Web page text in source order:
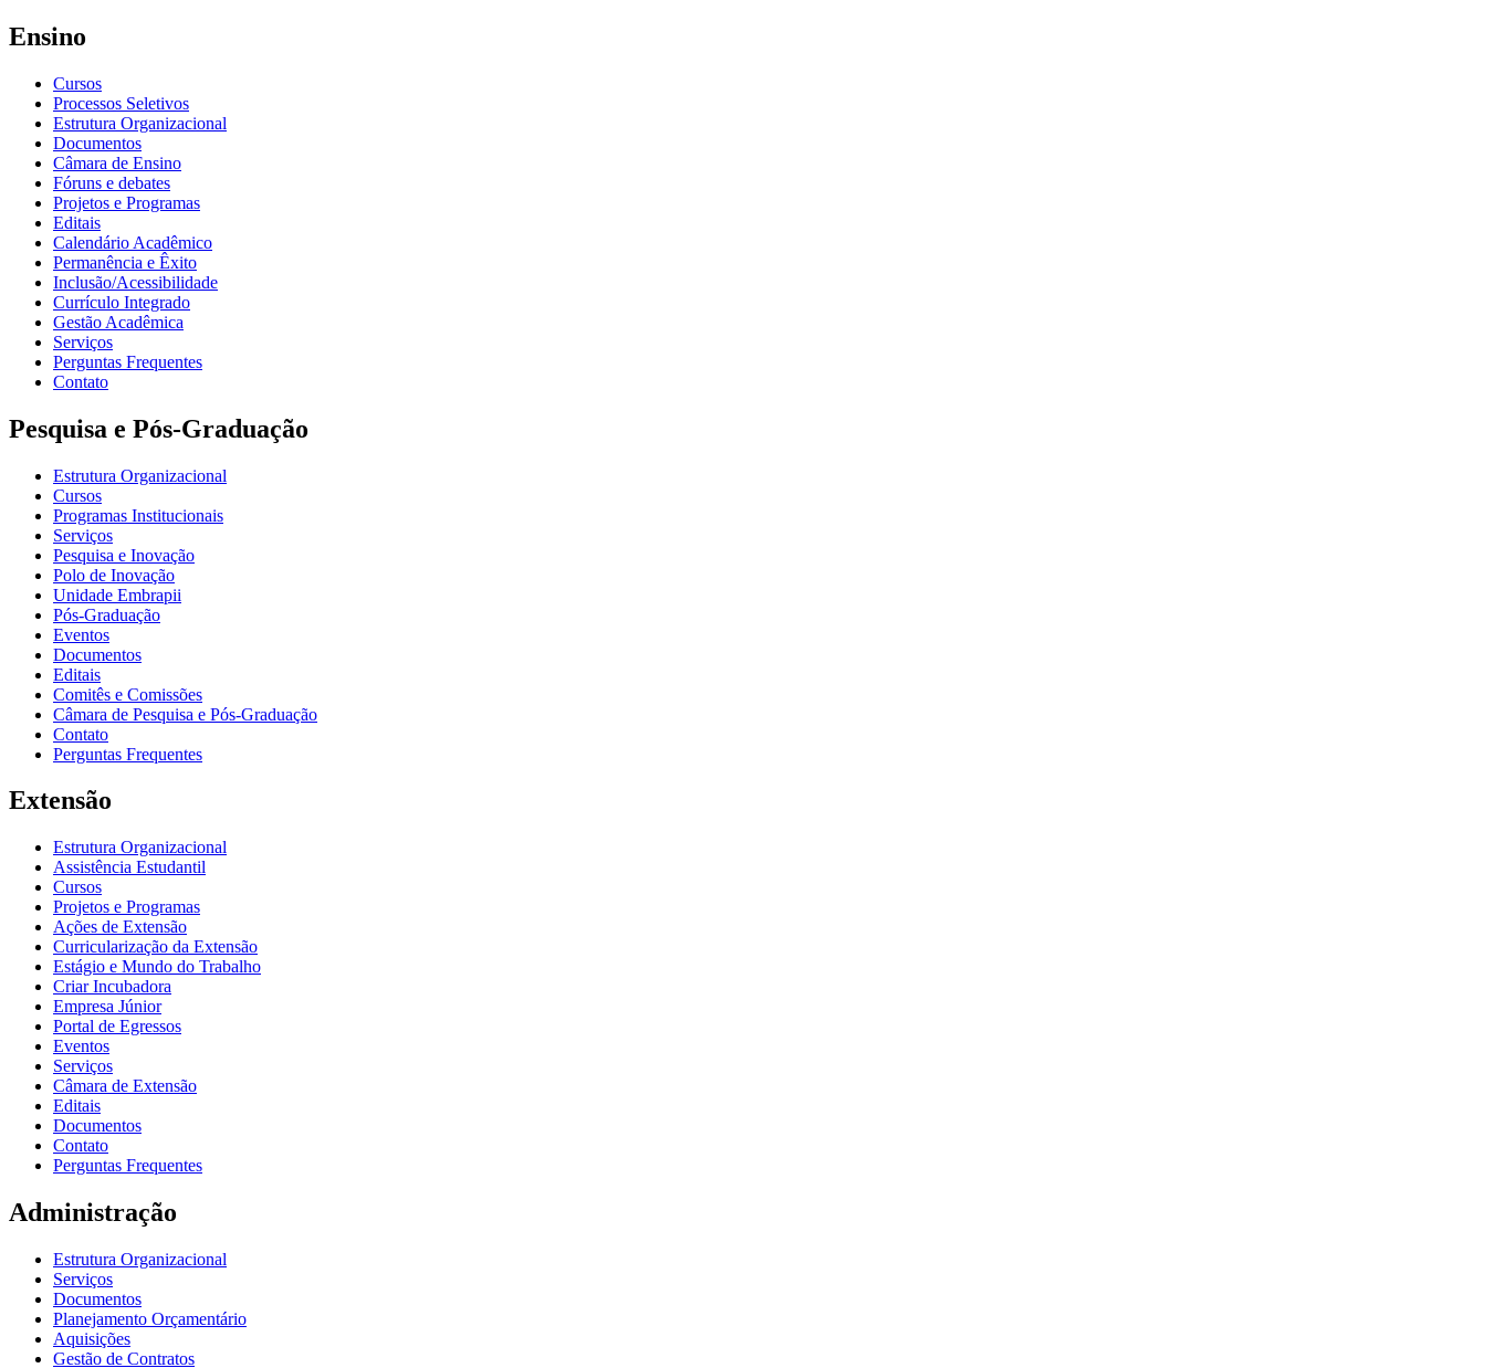
Ensino
Cursos
Processos Seletivos
Estrutura Organizacional
Documentos
Câmara de Ensino
Fóruns e debates
Projetos e Programas
Editais
Calendário Acadêmico
Permanência e Êxito
Inclusão/Acessibilidade
Currículo Integrado
Gestão Acadêmica
Serviços
Perguntas Frequentes
Contato
Pesquisa e Pós-Graduação
Estrutura Organizacional
Cursos
Programas Institucionais
Serviços
Pesquisa e Inovação
Polo de Inovação
Unidade Embrapii
Pós-Graduação
Eventos
Documentos
Editais
Comitês e Comissões
Câmara de Pesquisa e Pós-Graduação
Contato
Perguntas Frequentes
Extensão
Estrutura Organizacional
Assistência Estudantil
Cursos
Projetos e Programas
Ações de Extensão
Curricularização da Extensão
Estágio e Mundo do Trabalho
Criar Incubadora
Empresa Júnior
Portal de Egressos
Eventos
Serviços
Câmara de Extensão
Editais
Documentos
Contato
Perguntas Frequentes
Administração
Estrutura Organizacional
Serviços
Documentos
Planejamento Orçamentário
Aquisições
Gestão de Contratos